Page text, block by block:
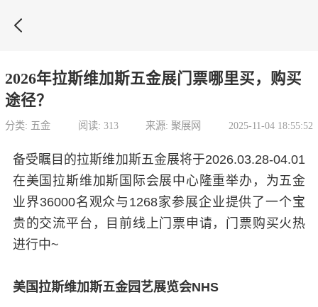

2026年拉斯维加斯五金展门票哪里买，购买
途径？
分类: 五金 阅读: 313 来源: 聚展网 2025-11-04 18:55:52
备受瞩目的拉斯维加斯五金展将于2026.03.28-04.01
在美国拉斯维加斯国际会展中心隆重举办，为五金
业界36000名观众与1268家参展企业提供了一个宝
贵的交流平台，目前线上门票申请，门票购买火热
进行中~
美国拉斯维加斯五金园艺展览会NHS